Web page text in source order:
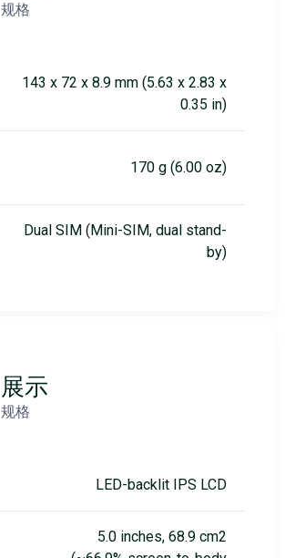
规格
143 x 72 x 8.9 mm (5.63 x 2.83 x
0.35 in)
170 g (6.00 oz)
Dual SIM (Mini-SIM, dual stand-
by)
展示
规格
LED-backlit IPS LCD
5.0 inches, 68.9 cm2